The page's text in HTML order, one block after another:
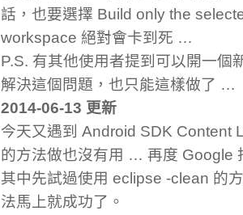
話，也要選擇 Build only the
workspace 絕對會卡到死 …
P.S. 有其他使用者提到可以開一
解決這個問題，也只能這樣做了 …
2014-06-13 更新
今天又遇到 Android SDK Content
的方法做也沒有用 … 再度 Google
其中先試過使用 eclipse -clean 的
法馬上就成功了。